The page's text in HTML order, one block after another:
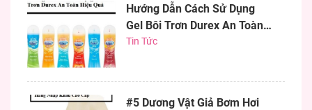
Hướng Dẫn Cách Sử Dụng
Gel Bôi Trơn Durex An Toàn
Hiệu Quả
Tin Tức
#5 Dương Vật Giả Bơm Hơi